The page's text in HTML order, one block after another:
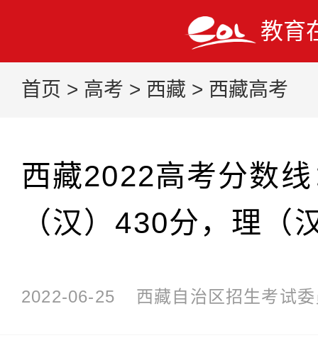
教育
首页 > 高考 > 西藏 > 西藏高考
西藏2022高考分数
（汉）430分，理（
2022-06-25 西藏自治区招生考试